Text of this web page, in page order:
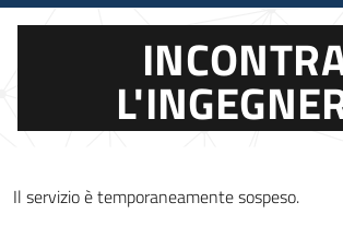
Il servizio è temporaneamente sospeso.